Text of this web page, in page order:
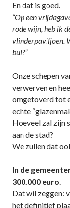
En dat is goed.
“Op een
rode wijn, heb ik
vlinderpaviljoen.
bui?”
Onze schepen
verwerven en
omgetoverd tot
echte
Hoeveel zal zijn
aan de stad?
We zullen dat
In de
300.000 euro.
Dat wil zeggen:
het definitief